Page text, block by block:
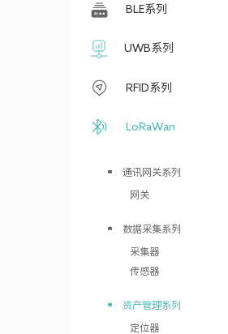
BLE系列
UWB系列
RFID系列
LoRaWan
通讯网关系列
网关
数据采集系列
采集器
传感器
资产管理系列
定位器